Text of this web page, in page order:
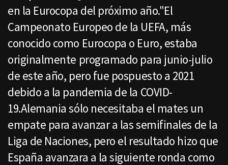
en la Eurocopa del próximo año."El
Campeonato Europeo de la UEFA, más
conocido como Eurocopa o Euro, estaba
originalmente programado para junio-julio
de este año, pero fue pospuesto a 2021
debido a la pandemia de la COVID-
19.Alemania sólo necesitaba el mates un
empate para avanzar a las semifinales de la
Liga de Naciones, pero el resultado hizo que
España avanzara a la siguiente ronda como